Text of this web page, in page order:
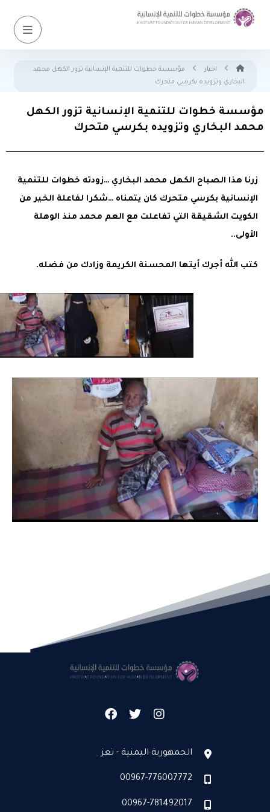
اخبار
مؤسسة خطوات للتنمية الإنسانية تزور الكهل محمد
البخاري وتزويده بكرسي متحرك
مؤسسة خطوات للتنمية الإنسانية تزور الكهل
محمد البخاري وتزويده بكرسي متحرك
زرنا هذا الصباح الكهل محمد البخاري …زودته خطوات للتنمية
الإنسانية بكرسي متحرك كان يتمناه …شكرا لفاعلة الخير من
الكويت الشقيقة التي تفاعلت مع العم محمد منذ الوهلة
الأولى..
كتب الله أجرك أيتها المحسنة الكريمة وزادك من فضله.
الجمهورية اليمنية - تعز
00967-776007772
00967-781492017